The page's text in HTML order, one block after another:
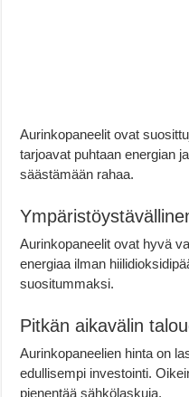
Aurinkopaneelit ovat
tarjoavat puhtaan energian
säästämään rahaa.
Aurinkopaneelit ovat hyvä
energiaa ilman
suositummaksi.
Pitkän aikavälin
Aurinkopaneelien hinta on
edullisempi investointi.
pienentää sähkölaskuja.